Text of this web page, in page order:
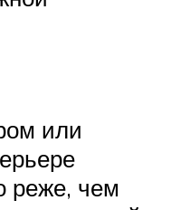
или
реже, чем